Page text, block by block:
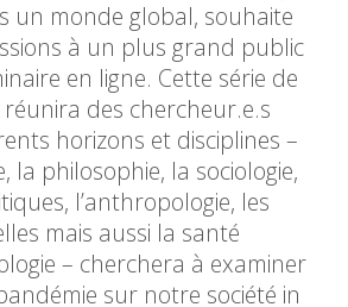
un monde global, souhaite
à un plus grand public
en ligne. Cette série de
des chercheur.e.s
horizons et disciplines –
la philosophie, la sociologie,
l’anthropologie, les
mais aussi la santé
– cherchera à examiner
sur notre société in